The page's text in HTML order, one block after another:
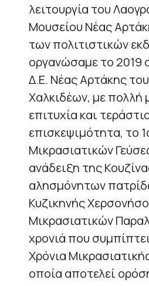
λειτουργία του
Μουσείου Νέας
των πολιτιστικών
οργανώσαμε το 2019
Δ.Ε. Νέας Αρτάκης
Χαλκιδέων, με πολλή
επιτυχία και
επισκεψιμότητα, το
Μικρασιατικών
ανάδειξη της
αλησμόνητων
Κυζικηνής
Μικρασιατικών
χρονιά που
Χρόνια
οποία αποτελεί